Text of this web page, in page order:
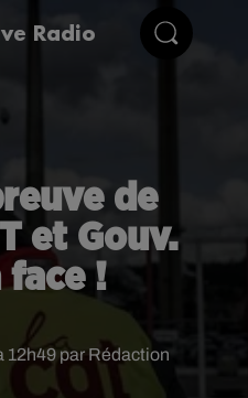
Radio
de
et Gouv.
face !
12h49 par Rédaction